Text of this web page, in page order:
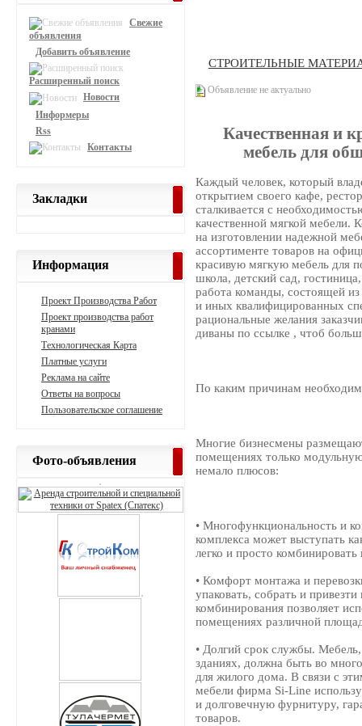
СТРОИТЕЛЬНЫЕ
Объявление не актуально
Качественная и
мебель для
Каждый человек, который
открытием своего кафе,
сталкивается с
качественной мягкой мебели.
на изготовлении надежной
ассортименте товаров на
красивую мягкую мебель для
школа, детский сад,
работа команды, состоящей
и иных квалифицированных
рациональные желания
диваны по ссылке , чтоб
По каким причинам
Многие бизнесмены
помещениях только
немало плюсов:
• Многофункциональность и
комплекса может выступать
легко и просто
• Комфорт монтажа и
упаковать, собрать и
комбинирования позволяет
помещениях различной
• Долгий срок службы.
зданиях, должна быть во
для жилого дома. В связи с
мебели фирма Si-Line
и долговечную фурнитуру,
товаров.
Свежие
объявления
Добавить объявление
Расширенный поиск
Новости
Информеры
Rss
Контакты
Закладки
Информация
Проект Производства Работ
Проект производства работ
кранами
Технологическая Карта
Платные услуги
Реклама на сайте
Ответы на вопросы
Пользовательское соглашение
Фото-объявления